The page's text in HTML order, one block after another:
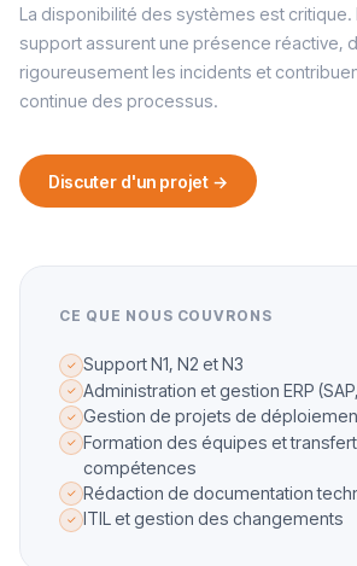
La disponibilité des systèmes est
support assurent une présence réactive,
rigoureusement les incidents et
continue des processus.
Discuter d'un projet →
CE QUE NOUS COUVRONS
✓ Support N1, N2 et N3
✓ Administration et gestion ERP
✓ Gestion de projets de
✓ Formation des équipes et
compétences
✓ Rédaction de documentation
✓ ITIL et gestion des changements